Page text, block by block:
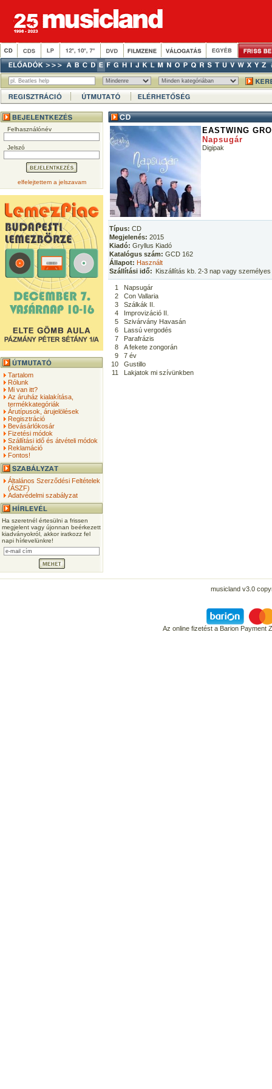
Felhasználónév
Jelszó
elfelejtettem a jelszavam
Tartalom
Rólunk
Mi van itt?
Az áruház kialakítása,
termékkategóriák
Árutípusok, árujelölések
Regisztráció
Bevásárlókosár
Fizetési módok
Szállítási idő és átvételi módok
Reklamáció
Fontos!
Általános Szerződési Feltételek
(ÁSZF)
Adatvédelmi szabályzat
Ha szeretnél értesülni a frissen
megjelent vagy újonnan beérkezett
kiadványokról, akkor iratkozz fel
napi hírlevelünkre!
EASTWING
Napsugár
Digipak
Típus: CD
Megjelenés: 2015
Kiadó: Gryllus Kiadó
Katalógus szám: GCD 162
Állapot: Használt
Szállítási idő: Kiszállítás kb. 2-3 nap vagy
1
Napsugár
2
Con Vallaria
3
Szálkák II.
4
Improvizáció II.
5
Szivárvány Havasán
6
Lassú vergodés
7
Parafrázis
8
A fekete zongorán
9
7 év
10
Gustillo
11
Lakjatok mi szívünkben
musicland v3.0
Az online fizetést a Barion Payment